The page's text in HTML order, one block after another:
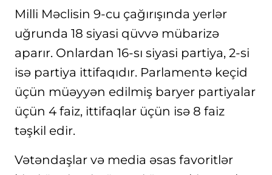
Milli Məclisin 9-cu çağırışında yerlər
uğrunda 18 siyasi qüvvə mübarizə
aparır. Onlardan 16-sı siyasi partiya, 2-si
isə partiya ittifaqıdır. Parlamentə keçid
üçün müəyyən edilmiş baryer partiyalar
üçün 4 faiz, ittifaqlar üçün isə 8 faiz
təşkil edir.
Vətəndaşlar və media əsas favoritlər